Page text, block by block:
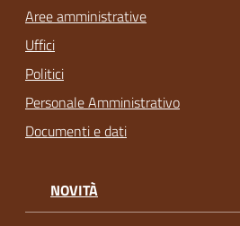
Aree amministrative
Uffici
Politici
Personale Amministrativo
Documenti e dati
NOVITÀ